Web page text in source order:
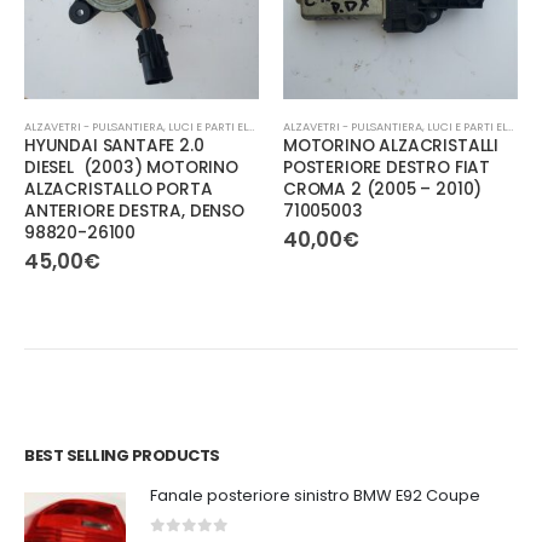
ALZAVETRI - PULSANTIERA, LUCI E PARTI ELETTRICHE
HYUNDAI SANTAFE 2.0
DIESEL (2003) MOTORINO
ALZACRISTALLO PORTA
ANTERIORE DESTRA, DENSO
98820-26100
45,00€
ALZAVETRI - PULSANTIERA, LUCI E PARTI ELETTRICHE
MOTORINO ALZACRISTALLI
POSTERIORE DESTRO FIAT
CROMA 2 (2005 – 2010)
71005003
40,00€
BEST SELLING PRODUCTS
Fanale posteriore sinistro BMW E92 Coupe